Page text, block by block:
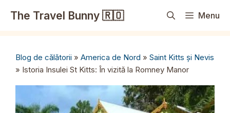
The Travel Bunny 🇷🇴 Menu
Blog de călătorii » America de Nord » Saint Kitts și Nevis
» Istoria Insulei St Kitts: În vizită la Romney Manor